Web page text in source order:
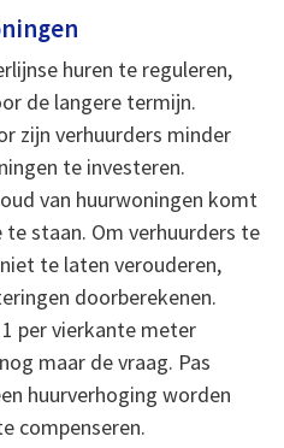
huren te reguleren,
de langere termijn.
zijn verhuurders minder
te investeren.
van huurwoningen komt
staan. Om verhuurders te
te laten verouderen,
doorberekenen.
per vierkante meter
maar de vraag. Pas
huurverhoging worden
compenseren.